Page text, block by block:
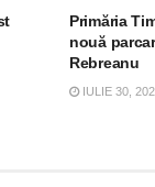
Primăria
nouă
Rebreanu
IULIE 30,